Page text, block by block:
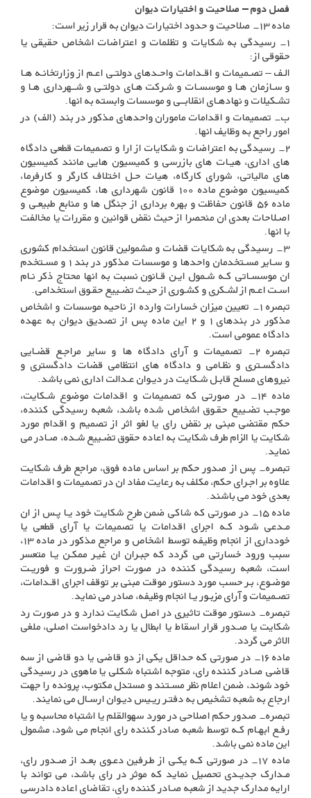
فصل دوم – صلاحیت و اختیارات دیوان
ماده ۱۳- صلاحیت و حدود اختیارات دیوان به قرار زیر است
:
۱- رسیدگی به شکایات و تظلمات و اعتراضات اشخاص حقیقی یا
حقوقی از:
الـف – تصـمیمات و اقـدامات واحـدهای دولتـی اعـم از وزارتخانـه هـا
و سـازمان هـا و موسسـات و شـرکت هـای دولتـی و شــهرداری هـا و
تشـکیلات و نهادهـای انقلابــی و موسسات وابسته به انها.
ب- تصمیمات و اقدامات ماموران واحدهای مذکور در بند (الف) در
امور راجع به وظایف انها.
۲- رسیدگی به اعتراضات و شکایات از ارا و تصمیمات قطعی دادگاه
های اداری، هیـات های بازرسی و کمیسیون هایی مانند کمیسیون
های مالیاتی، شورای کارگاه، هیات حـل اختلاف کارگر و کارفرما،
کمیسیون موضوع ماده ۱۰۰ قانون شهرداری ها، کمیسیون موضوع
ماده ۵۶ قانون حفاظت و بهره برداری از جنگل ها و منابع طبیعـی و
اصـلاحات بعدی ان منحصرا از حیث نقض قوانین و مقررات یا مخالفت
با انها.
۳- رسیدگی به شکایات قضات و مشمولین قانون استخدام کشوری
و سـایر مسـتخدمان واحدها و موسسات مذکور در بند ۱ و مسـتخدم
ان موسسـاتی کـه شـمول ایـن قـانون نسبت به انها محتاج ذکر نـام
اسـت اعـم از لشـکری و کشـوری از حیـث تضـییع حقـوق استخدامی.
تبصره ۱- تعیین میزان خسارات وارده از ناحیه موسسات و اشخاص
مذکور در بندهای ۱ و ۲ این ماده پس از تصدیق دیوان به عهده
دادگاه عمومی است.
تبصره ۲- تصمیمات و آرای دادگاه ها و سایر مراجـع قضـایی
دادگسـتری و نظـامی و دادگاه های انتظامی قضات دادگستری و
نیروهای مسلح قابـل شـکایت در دیـوان عـدالت اداری نمی باشد.
ماده ۱۴- در صورتی که تصمیمات و اقدامات موضوع شـکایت،
موجـب تضـییع حقـوق اشخاص شده باشد، شعبه رسیدگی کننده،
حکم مقتضی مبنی بر نقض رای یا لغو اثر از تصمیم و اقدام مورد
شکایت یا الزام طرف شکایت به اعاده حقوق تضـییع شـده، صـادر می
نماید.
تبصره- پس از صدور حکم بر اساس ماده فوق، مراجع طرف شکایت
علاوه بر اجـرای حکم، مکلف به رعایت مفاد ان در تصمیمات و اقدامات
بعدی خود می باشند.
ماده ۱۵- در صورتی که شاکی ضمن طرح شکایت خود یـا پـس از ان
مـدعی شـود کـه اجرای اقدامات یا تصمیمات یا آرای قطعی یا
خودداری از انجام وظیفه توسط اشخاص و مراجع مذکور در ماده ۱۳،
سبب ورود خسارتی می گردد که جبـران ان غیـر ممکـن یـا متعسر
است، شعبه رسیدگی کننده در صورت احراز ضـرورت و فوریـت
موضـوع، بـر حسب مورد دستور موقت مبنی بر توقف اجرای اقـدامات،
تصـمیمات و آرای مزبـور یـا انجام وظیفه، صادر می نماید.
تبصره- دستور موقت تاثیری در اصل شکایت ندارد و در صورت رد
شکایت یا صـدور قرار اسقاط یا ابطال یا رد دادخواست اصلی، ملغی
الاثر می گردد.
ماده ۱۶- در صورتی که حداقل یکی از دو قاضی یا دو قاضی از سه
قاضی صـادر کننده رای، متوجه اشتباه شکلی یا ماهوی در رسیدگی
خود شوند، ضمن اعلام نظر مسـتند و مستدل مکتوب، پرونده را جهت
ارجاع به شعبه تشخیص به دفتـر ریـیس دیـوان ارسـال می نمایند.
تبصره- صدور حکم اصلاحی در مورد سهوالقلم یا اشتباه محاسبه و یا
رفـع ابهـام کـه توسط شعبه صادر کننده رای انجام می شود، مشمول
این ماده نمی باشد.
ماده ۱۷- در صورتی کـه یکـی از طـرفین دعـوی بعـد از صـدور رای،
مـدارک جدیـدی تحصیل نماید که موثر در رای باشد، می تواند با
ارایه مدارک جدید از شعبه صـادر کننده رای، تقاضای اعاده دادرسی